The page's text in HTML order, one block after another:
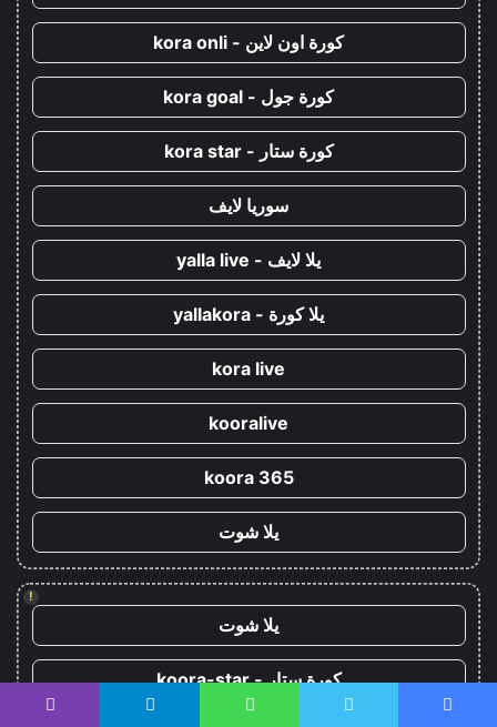
كورة اون لاين - kora onli
كورة جول - kora goal
كورة ستار - kora star
سوريا لايف
يلا لايف - yalla live
يلا كورة - yallakora
kora live
kooralive
koora 365
يلا شوت
!
يلا شوت
كورة ستار - koora-star